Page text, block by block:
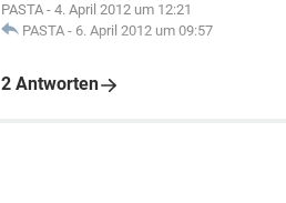
PASTA - 4. April 2012 um 12:21
PASTA - 6. April 2012 um 09:57
2 Antworten